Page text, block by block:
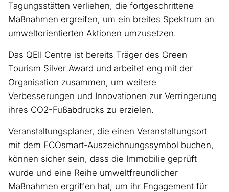
Tagungsstätten verliehen, die fortgeschrittene
Maßnahmen ergreifen, um ein breites Spektrum an
umweltorientierten Aktionen umzusetzen.
Das QEII Centre ist bereits Träger des Green
Tourism Silver Award und arbeitet eng mit der
Organisation zusammen, um weitere
Verbesserungen und Innovationen zur Verringerung
ihres CO2-Fußabdrucks zu erzielen.
Veranstaltungsplaner, die einen Veranstaltungsort
mit dem ECOsmart-Auszeichnungssymbol buchen,
können sicher sein, dass die Immobilie geprüft
wurde und eine Reihe umweltfreundlicher
Maßnahmen ergriffen hat, um ihr Engagement für